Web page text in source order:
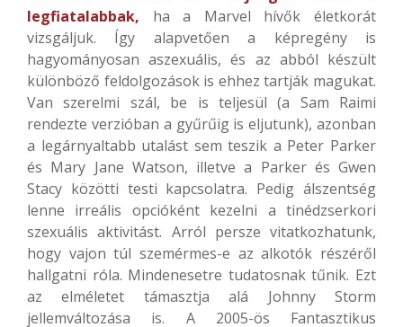
legfiatalabbak, ha a Marvel hívők életkorát
vizsgáljuk. Így alapvetően a képregény is
hagyományosan aszexuális, és az abból készült
különböző feldolgozások is ehhez tartják magukat.
Van szerelmi szál, be is teljesül (a Sam Raimi
rendezte verzióban a gyűrűig is eljutunk), azonban
a legárnyaltabb utalást sem teszik a Peter Parker
és Mary Jane Watson, illetve a Parker és Gwen
Stacy közötti testi kapcsolatra. Pedig álszentség
lenne irreális opcióként kezelni a tinédzserkori
szexuális aktivitást. Arról persze vitatkozhatunk,
hogy vajon túl szemérmes-e az alkotók részéről
hallgatni róla. Mindenesetre tudatosnak tűnik. Ezt
az elméletet támasztja alá Johnny Storm
jellemváltozása is. A 2005-ös Fantasztikus